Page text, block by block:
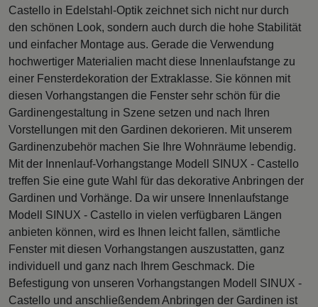
Castello in Edelstahl-Optik zeichnet sich nicht nur durch
den schönen Look, sondern auch durch die hohe Stabilität
und einfacher Montage aus. Gerade die Verwendung
hochwertiger Materialien macht diese Innenlaufstange zu
einer Fensterdekoration der Extraklasse. Sie können mit
diesen Vorhangstangen die Fenster sehr schön für die
Gardinengestaltung in Szene setzen und nach Ihren
Vorstellungen mit den Gardinen dekorieren. Mit unserem
Gardinenzubehör machen Sie Ihre Wohnräume lebendig.
Mit der Innenlauf-Vorhangstange Modell SINUX - Castello
treffen Sie eine gute Wahl für das dekorative Anbringen der
Gardinen und Vorhänge. Da wir unsere Innenlaufstange
Modell SINUX - Castello in vielen verfügbaren Längen
anbieten können, wird es Ihnen leicht fallen, sämtliche
Fenster mit diesen Vorhangstangen auszustatten, ganz
individuell und ganz nach Ihrem Geschmack. Die
Befestigung von unseren Vorhangstangen Modell SINUX -
Castello und anschließendem Anbringen der Gardinen ist